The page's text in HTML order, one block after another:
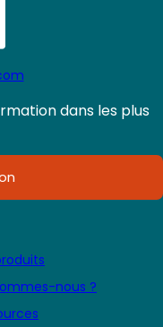
dans les plus
nous ?